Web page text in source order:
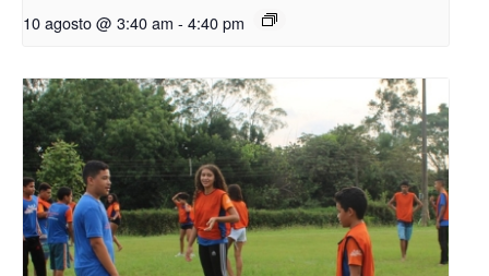
10 agosto @ 3:40 am - 4:40 pm